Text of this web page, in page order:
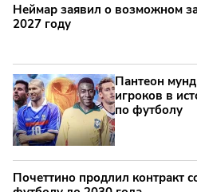
Неймар заявил о возможном
2027 году
Пантеон
игроков в
по футболу
Почеттино продлил контракт